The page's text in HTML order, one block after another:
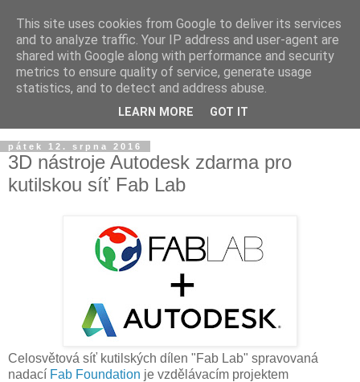
pátek 12. srpna 2016
3D nástroje Autodesk zdarma pro
kutilskou síť Fab Lab
Celosvětová síť kutilských dílen "Fab Lab" spravovaná
nadací Fab Foundation je vzdělávacím projektem
This site uses cookies from Google to deliver its services
and to analyze traffic. Your IP address and user-agent are
shared with Google along with performance and security
metrics to ensure quality of service, generate usage
statistics, and to detect and address abuse.
LEARN MORE GOT IT